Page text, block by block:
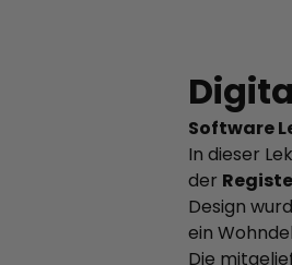
Software
In dieser
der
Design
ein
Die